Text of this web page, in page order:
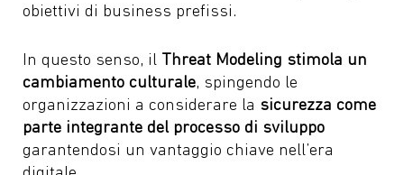
obiettivi di business prefissi.
In questo senso, il Threat Modeling stimola un
cambiamento culturale, spingendo le
organizzazioni a considerare la sicurezza come
parte integrante del processo di sviluppo
garantendosi un vantaggio chiave nell’era